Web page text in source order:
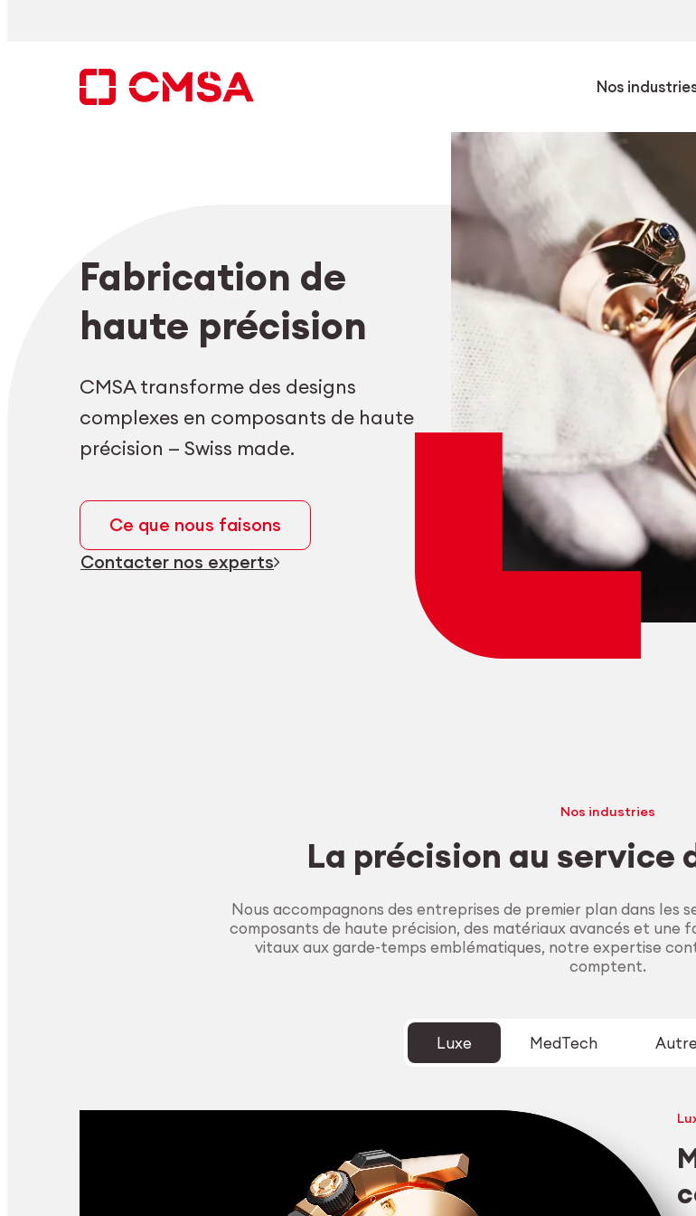
FR
Nos
myCMSA
Fabrication de
haute précision
CMSA transforme des designs
complexes en composants de haute
précision — Swiss made.
Ce que nous faisons
Contacter nos experts
Nos industries
La précision au service
Nous accompagnons des entreprises de premier plan dans les
composants de haute précision, des matériaux avancés et une
vitaux aux garde-temps emblématiques, notre expertise
comptent.
Luxe MedTech